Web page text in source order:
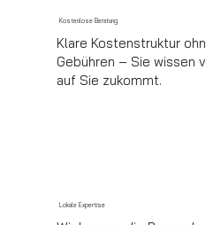
Kostenlose Beratung
Klare Kostenstruktur
Gebühren – Sie wissen
auf Sie zukommt.​
Lokale Expertise